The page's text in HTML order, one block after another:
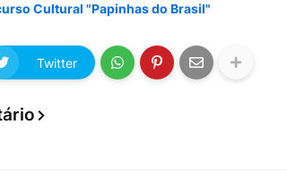
Cultural "Papinhas do Brasil"
Twitter